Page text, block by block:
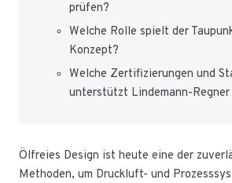
prüfen?
Welche Rolle spielt der
Konzept?
Welche Zertifizierungen und
unterstützt Lindemann-
Ölfreies Design ist heute eine der
Methoden, um Druckluft- und